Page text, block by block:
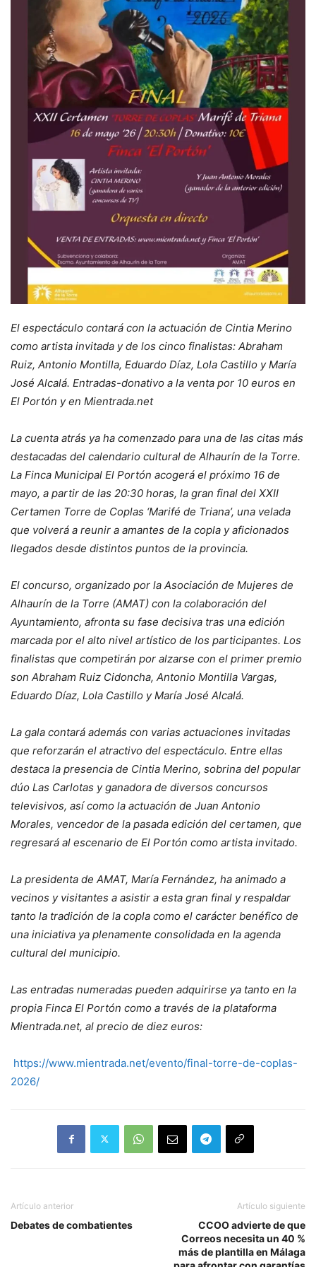
El espectáculo contará con la actuación de Cintia Merino
como artista invitada y de los cinco finalistas: Abraham
Ruiz, Antonio Montilla, Eduardo Díaz, Lola Castillo y María
José Alcalá. Entradas-donativo a la venta por 10 euros en
El Portón y en Mientrada.net
La cuenta atrás ya ha comenzado para una de las citas más
destacadas del calendario cultural de Alhaurín de la Torre.
La Finca Municipal El Portón acogerá el próximo 16 de
mayo, a partir de las 20:30 horas, la gran final del XXII
Certamen Torre de Coplas ‘Marifé de Triana’, una velada
que volverá a reunir a amantes de la copla y aficionados
llegados desde distintos puntos de la provincia.
El concurso, organizado por la Asociación de Mujeres de
Alhaurín de la Torre (AMAT) con la colaboración del
Ayuntamiento, afronta su fase decisiva tras una edición
marcada por el alto nivel artístico de los participantes. Los
finalistas que competirán por alzarse con el primer premio
son Abraham Ruiz Cidoncha, Antonio Montilla Vargas,
Eduardo Díaz, Lola Castillo y María José Alcalá.
La gala contará además con varias actuaciones invitadas
que reforzarán el atractivo del espectáculo. Entre ellas
destaca la presencia de Cintia Merino, sobrina del popular
dúo Las Carlotas y ganadora de diversos concursos
televisivos, así como la actuación de Juan Antonio
Morales, vencedor de la pasada edición del certamen, que
regresará al escenario de El Portón como artista invitado.
La presidenta de AMAT, María Fernández, ha animado a
vecinos y visitantes a asistir a esta gran final y respaldar
tanto la tradición de la copla como el carácter benéfico de
una iniciativa ya plenamente consolidada en la agenda
cultural del municipio.
Las entradas numeradas pueden adquirirse ya tanto en la
propia Finca El Portón como a través de la plataforma
Mientrada.net, al precio de diez euros:
https://www.mientrada.net/evento/final-torre-de-coplas-
2026/
Artículo anterior
Debates de combatientes
Artículo siguiente
CCOO advierte de que
Correos necesita un 40 %
más de plantilla en Málaga